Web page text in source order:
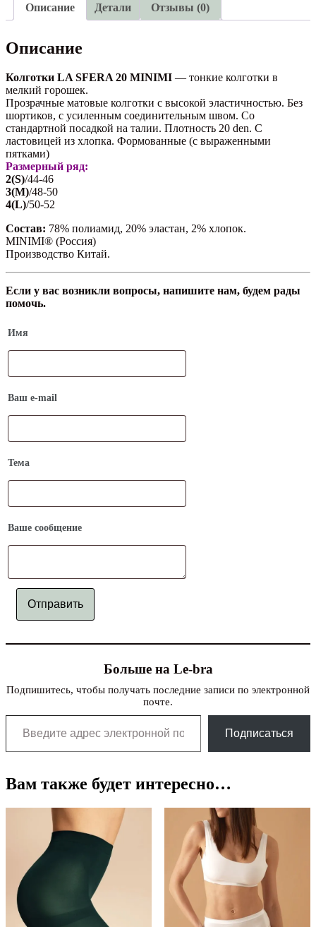
Описание Детали Отзывы (0)
Описание
Колготки LA SFERA 20 MINIMI — тонкие колготки в
мелкий горошек.
Прозрачные матовые колготки с высокой эластичностью. Без
шортиков, с усиленным соединительным швом. Со
стандартной посадкой на талии. Плотность 20 den. С
ластовицей из хлопка. Формованные (с выраженными
пятками)
Размерный ряд:
2(S)/44-46
3(M)/48-50
4(L)/50-52
Состав: 78% полиамид, 20% эластан, 2% хлопок.
MINIMI® (Россия)
Производство Китай.
Если у вас возникли вопросы, напишите нам, будем рады
помочь.
Имя
Ваш e-mail
Тема
Ваше сообщение
Отправить
Больше на Le-bra
Подпишитесь, чтобы получать последние записи по электронной
почте.
Введите адрес электронной почты…
Подписаться
Вам также будет интересно…